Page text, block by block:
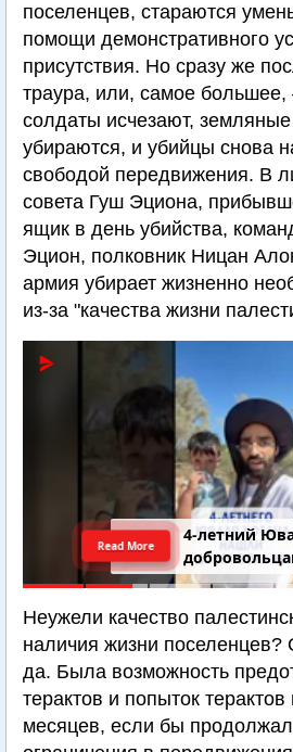
поселенцев, стараются
помощи демонстративного
присутствия. Но сразу же
траура, или, самое большее,
солдаты исчезают,
убираются, и убийцы снова
свободой передвижения. В
совета Гуш Эциона,
ящик в день убийства,
Эцион, полковник Ницан
армия убирает жизненно
из-за "качества жизни
4-летний
Read More
Неужели качество
наличия жизни поселенцев?
да. Была возможность
терактов и попыток
месяцев, если бы